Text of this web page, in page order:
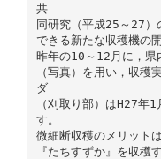
共
同研究（平成25～27）
できる新たな収穫機の
昨年の10～12月に，県
（写真）を用い，収穫
ダ
（刈取り部）はH27年
す。
微細断収穫のメリット
『たちすずか』を収穫